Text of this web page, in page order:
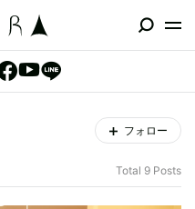
フォロー
Total 9 Posts